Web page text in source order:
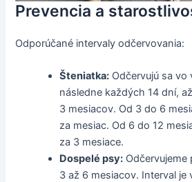
Prevencia a
Odporúčané intervaly odčervovania:
Šteniatka: Odčervujú sa
následne každých 14 dní,
3 mesiacov. Od 3 do 6
za mesiac. Od 6 do 12
za 3 mesiace.
Dospelé psy:
3 až 6 mesiacov. Interval